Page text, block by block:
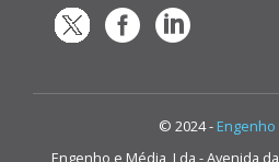
© 2024 -
Engenho e Média, Lda - Avenida